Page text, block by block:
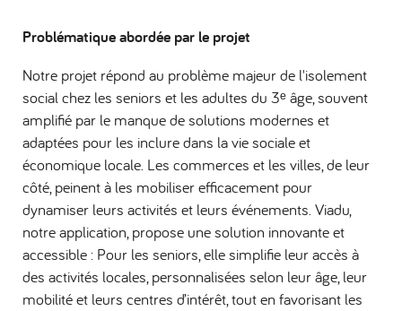
Problématique abordée par le projet
Notre projet répond au problème majeur de l'isolement
social chez les seniors et les adultes du 3ᵉ âge, souvent
amplifié par le manque de solutions modernes et
adaptées pour les inclure dans la vie sociale et
économique locale. Les commerces et les villes, de leur
côté, peinent à les mobiliser efficacement pour
dynamiser leurs activités et leurs événements. Viadu,
notre application, propose une solution innovante et
accessible : Pour les seniors, elle simplifie leur accès à
des activités locales, personnalisées selon leur âge, leur
mobilité et leurs centres d’intérêt, tout en favorisant les